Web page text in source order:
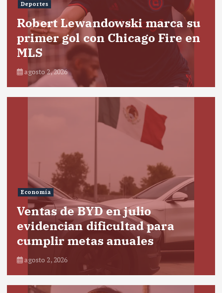
Deportes
Robert Lewandowski marca su
primer gol con Chicago Fire en
MLS
agosto 2, 2026
Economía
Ventas de BYD en julio
evidencian dificultad para
cumplir metas anuales
agosto 2, 2026